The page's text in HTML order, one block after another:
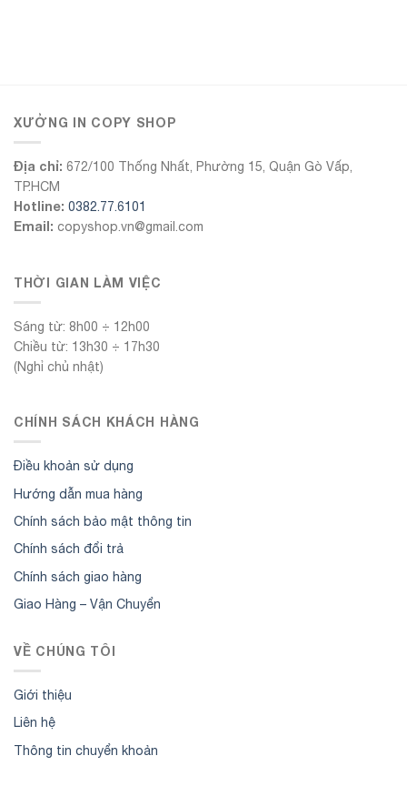
XƯỞNG IN COPY SHOP
Địa chỉ: 672/100 Thống Nhất, Phường 15, Quận Gò Vấp,
TP.HCM
Hotline: 0382.77.6101
Email: copyshop.vn@gmail.com
THỜI GIAN LÀM VIỆC
Sáng từ: 8h00 ÷ 12h00
Chiều từ: 13h30 ÷ 17h30
(Nghỉ chủ nhật)
CHÍNH SÁCH KHÁCH HÀNG
Điều khoản sử dụng
Hướng dẫn mua hàng
Chính sách bảo mật thông tin
Chính sách đổi trả
Chính sách giao hàng
Giao Hàng – Vận Chuyển
VỀ CHÚNG TÔI
Giới thiệu
Liên hệ
Thông tin chuyển khoản